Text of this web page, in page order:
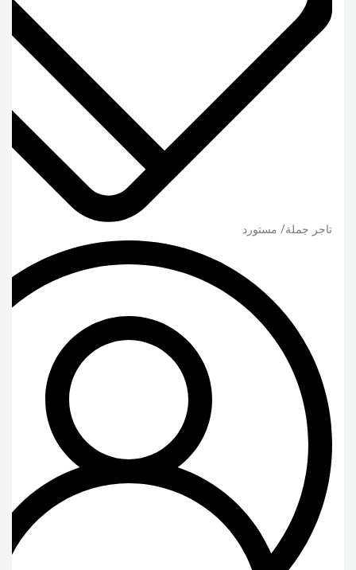
تاجر جملة/ مستورد